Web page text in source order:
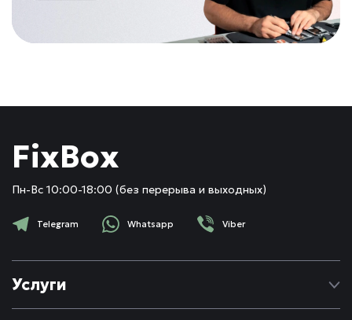
FixBox
Пн-Вс 10:00-18:00 (без перерыва и выходных)
Telegram Whatsapp Viber
Услуги